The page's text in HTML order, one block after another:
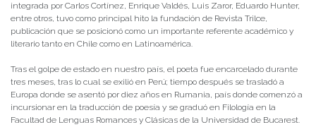
integrada por Carlos Cortínez, Enrique Valdés, Luis Zaror, Eduardo Hunter,
entre otros, tuvo como principal hito la fundación de Revista Trilce,
publicación que se posicionó como un importante referente académico y
literario tanto en Chile como en Latinoamérica.
Tras el golpe de estado en nuestro país, el poeta fue encarcelado durante
tres meses, tras lo cual se exilió en Perú; tiempo después se trasladó a
Europa donde se asentó por diez años en Rumania, país donde comenzó a
incursionar en la traducción de poesía y se graduó en Filología en la
Facultad de Lenguas Romances y Clásicas de la Universidad de Bucarest.